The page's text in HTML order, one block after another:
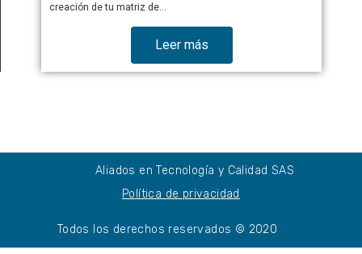
creación de tu matriz de…
Leer más
Aliados en Tecnología y Calidad SAS
Política de privacidad
Todos los derechos reservados © 2020